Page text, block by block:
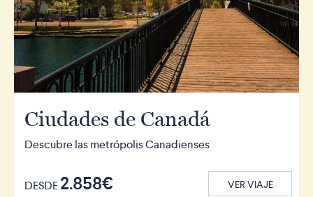
Ciudades de Canadá
Descubre las metrópolis Canadienses
DESDE2.858€ VER VIAJE